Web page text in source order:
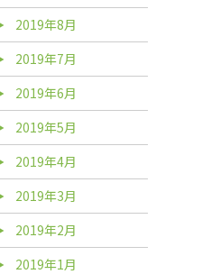
2019年8月
2019年7月
2019年6月
2019年5月
2019年4月
2019年3月
2019年2月
2019年1月